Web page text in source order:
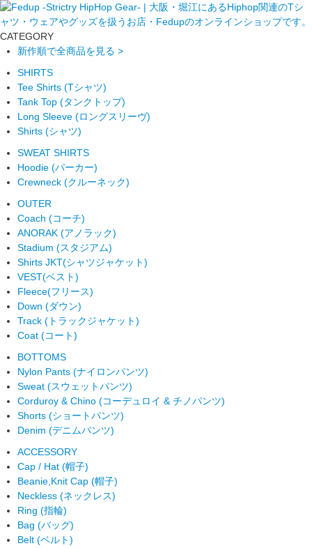
CATEGORY
新作順で全商品を見る >
SHIRTS
Tee Shirts (Tシャツ)
Tank Top (タンクトップ)
Long Sleeve (ロングスリーヴ)
Shirts (シャツ)
SWEAT SHIRTS
Hoodie (パーカー)
Crewneck (クルーネック)
OUTER
Coach (コーチ)
ANORAK (アノラック)
Stadium (スタジアム)
Shirts JKT(シャツジャケット)
VEST(ベスト)
Fleece(フリース)
Down (ダウン)
Track (トラックジャケット)
Coat (コート)
BOTTOMS
Nylon Pants (ナイロンパンツ)
Sweat (スウェットパンツ)
Corduroy & Chino (コーデュロイ & チノパンツ)
Shorts (ショートパンツ)
Denim (デニムパンツ)
ACCESSORY
Cap / Hat (帽子)
Beanie,Knit Cap (帽子)
Neckless (ネックレス)
Ring (指輪)
Bag (バッグ)
Belt (ベルト)